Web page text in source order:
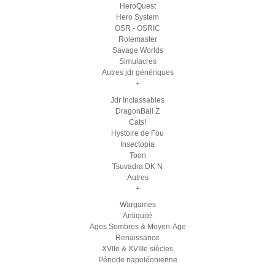
HeroQuest
Hero System
OSR - OSRIC
Rolemaster
Savage Worlds
Simulacres
Autres jdr génériques
+
Jdr Inclassables
DragonBall Z
Cats!
Hystoire de Fou
Insectopia
Toon
Tsuvadra DK N
Autres
+
Wargames
Antiquité
Ages Sombres & Moyen-Age
Renaissance
XVIIe & XVIIIe siècles
Période napoléonienne